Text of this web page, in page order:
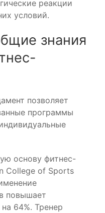
реакции
условий.
знания
позволяет
программы
основу фитнес-
College of Sports
повышает
64%. Тренер